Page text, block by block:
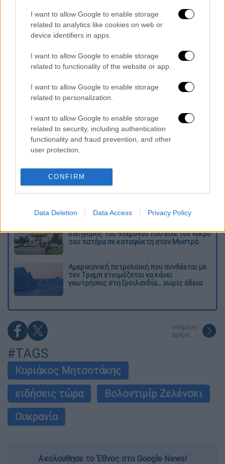
I want to allow Google to enable storage
related to analytics like cookies on web or
device identifiers in apps.
I want to allow Google to enable storage
related to functionality of the website or app.
I want to allow Google to enable storage
related to personalization.
I want to allow Google to enable storage
related to security, including authentication
functionality and fraud prevention, and other
user protection.
CONFIRM
Data Deletion Data Access Privacy Policy
καταχώρηση
Διαβάστε ακόμη
Kadebostany στο ethnos.gr: «Κάποτε
πίστευα ότι το να είσαι outsider ήταν
«Χωρίς σκηνές και κουβέρτες σε ακραίες
θερμοκρασίες»: Σε δραματικές συνθήκες
δικηγόρος του 55χρονου που είχε τον νεκρό
του πατέρα σε καταψύκτη στον Μυστρά
Αμερικανική πετρελαϊκή που συνδέεται με
τον Τραμπ ετοιμάζεται να κάνει
γεωτρήσεις στη Γροιλανδία... χωρίς άδεια
επόμενο
άρθρο
#TAGS
Κυριάκος Μητσοτάκης
ειδήσεις τώρα
Βολοντιμίρ Ζελένσκι
Ουκρανία
Ακολούθησε το Έθνος στο Google News!